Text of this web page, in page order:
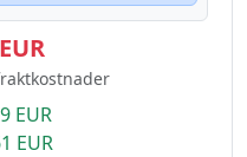
EUR
EUR